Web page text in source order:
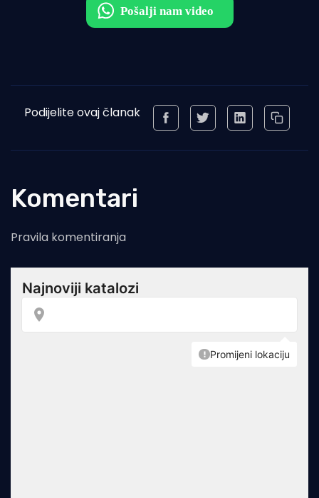
Podijelite ovaj članak
Komentari
Pravila komentiranja